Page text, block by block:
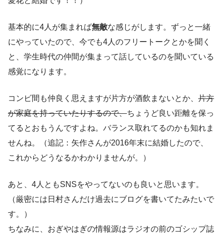
基本的に4人が集まれば無敵な感じがします。ずっと一緒
にやっていたので、今でも4人のフリートークとかを聞く
と、学生時代の仲間が集まって話しているのを聞いている
感覚になります。
コンビ間も仲良く思えますが片方が酒飲まないとか、 片方
が家庭を持っていたりするので、ちょうど良い距離を保っ
てるとおもうんですよね。バランス取れてるのかも知れま
せんね。（追記：矢作さんが2016年末に結婚したので、
これからどうなるかわかりませんが。）
あと、4人ともSNSをやってないのも良いと思います。
（厳密には日村さんだけ過去にブログを書いてたみたいで
す。）
ちなみに、おぎやはぎの情報源はラジオの前のゴシップ誌